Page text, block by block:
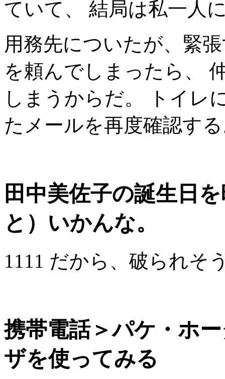
ていて、 結局は私一人
用務先についたが、緊
を頼んでしまったら、
しまうからだ。 トイレ
たメールを再度確認す
田中美佐子の誕生日
と）いかんな。
1111 だから、破られそ
携帯電話＞パケ・ホ
ザを使ってみる